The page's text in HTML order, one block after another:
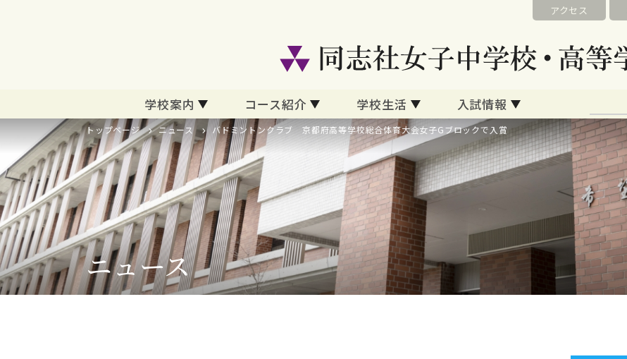
アクセス
学校案内 コース紹介 学校生活 入試情報
トップページ ニュース バドミントンクラブ 京都府高等学校総合体育大会女子Gブロックで入賞
ニュース